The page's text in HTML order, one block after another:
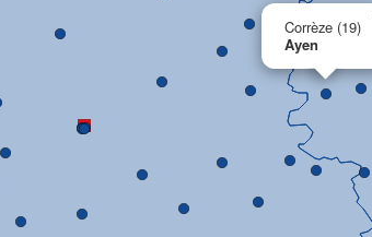
Corrèze (19)
Ayen